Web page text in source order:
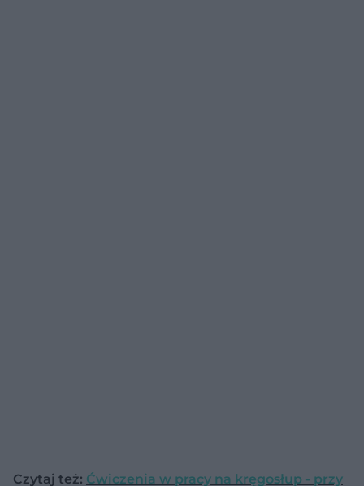
Czytaj też: Ćwiczenia w pracy na kręgosłup - przy